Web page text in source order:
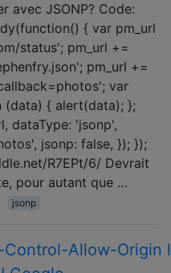
avec JSONP? Code:
{ var pm_url
status'; pm_url +=
pm_url +=
var
(data) { alert(data); };
dataType: 'jsonp',
jsonp: false, }); });
R7EPt/6/ Devrait
pour autant que …
jsonp
Control-Allow-